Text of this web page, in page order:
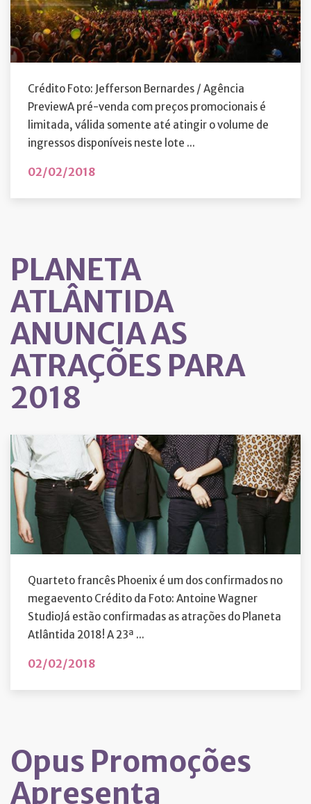
Crédito Foto: Jefferson Bernardes / Agência
PreviewA pré-venda com preços promocionais é
limitada, válida somente até atingir o volume de
ingressos disponíveis neste lote ...
02/02/2018
PLANETA
ATLÂNTIDA
ANUNCIA AS
ATRAÇÕES PARA
2018
Quarteto francês Phoenix é um dos confirmados no
megaevento Crédito da Foto: Antoine Wagner
StudioJá estão confirmadas as atrações do Planeta
Atlântida 2018! A 23ª ...
02/02/2018
Opus Promoções
Apresenta